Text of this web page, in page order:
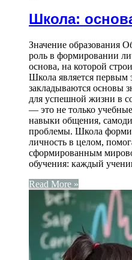
Школа:
Значение образования
роль в формировании
основа, на которой
Школа является первым
закладываются основы
для успешной жизни в
— это не только
навыки общения,
проблемы. Школа
личность в целом,
сформированным
обучения: каждый
Read More »